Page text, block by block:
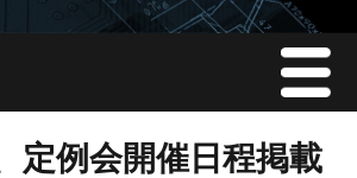
Menu
定例会開催日程掲載